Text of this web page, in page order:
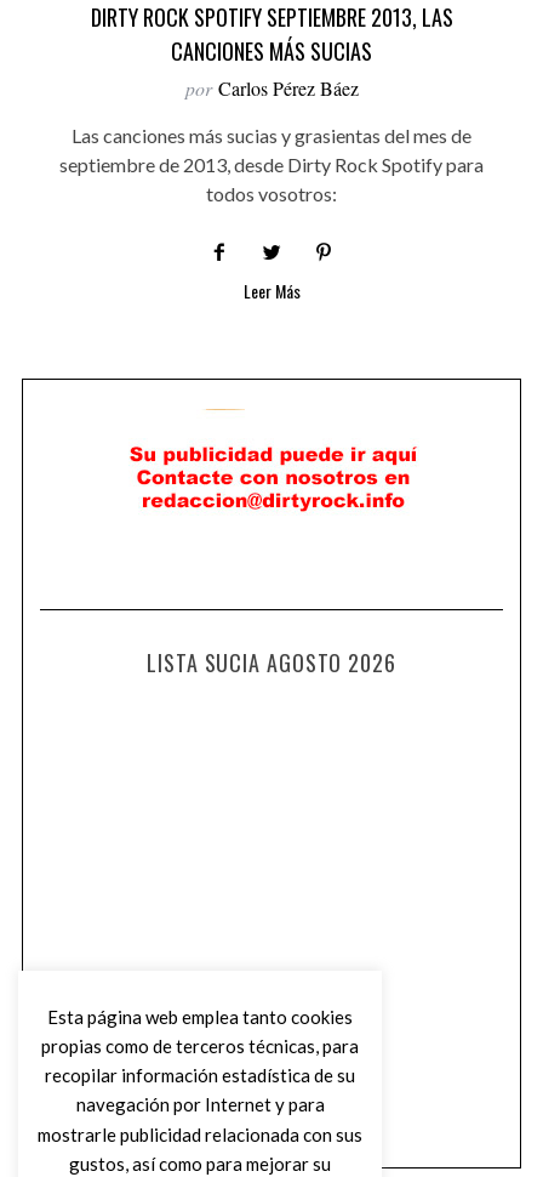
DIRTY ROCK SPOTIFY SEPTIEMBRE 2013, LAS
CANCIONES MÁS SUCIAS
por Carlos Pérez Báez
Las canciones más sucias y grasientas del mes de
septiembre de 2013, desde Dirty Rock Spotify para
todos vosotros:
Leer Más
LISTA SUCIA AGOSTO 2026
Esta página web emplea tanto cookies
propias como de terceros técnicas, para
recopilar información estadística de su
navegación por Internet y para
mostrarle publicidad relacionada con sus
gustos, así como para mejorar su